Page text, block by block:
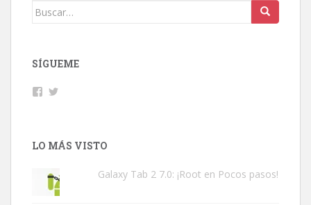
Buscar:
SÍGUEME
Facebook
LO MÁS VISTO
Galaxy Tab 2 7.0: ¡Root en Pocos pasos!